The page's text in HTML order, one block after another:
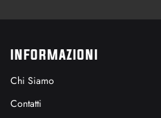
INFORMAZIONI
Chi Siamo
Contatti